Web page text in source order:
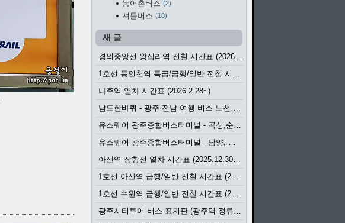
농어촌버스 2
셔틀버스 10
새 글
경의중앙선 왕십리역 전철 시간표 (2026.4.20~)
1호선 동인천역 특급/급행/일반 전철 시간표 (2026.2.28~)
나주역 열차 시간표 (2026.2.28~)
남도한바퀴 - 광주·전남 여행 버스 노선 (2026.3.1~5.31)
유스퀘어 광주종합버스터미널 - 곡성,순천／화순,보성,율포 방면 시외버스 시간표 (2026.1.31)
유스퀘어 광주종합버스터미널 - 담양, 순창, 남원, 무주, 장수, 거창, 대구 방면 시외버스 시간표 (2026...
아산역 장항선 열차 시간표 (2025.12.30 기준) (무궁화호, ITX-마음, 새마을호, 서해금빛열차)
1호선 아산역 급행/일반 전철 시간표 (2025.12.30~)
1호선 수원역 급행/일반 전철 시간표 (2025.12.30~)
광주시티투어 버스 표지판 (광주역 정류장) (2024?)